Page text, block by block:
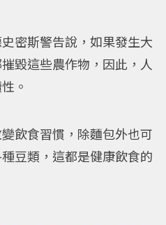
密斯警告說，如果發生大
毀這些農作物，因此，人
。
飲食習慣，除麵包外也可
豆類，這都是健康飲食的